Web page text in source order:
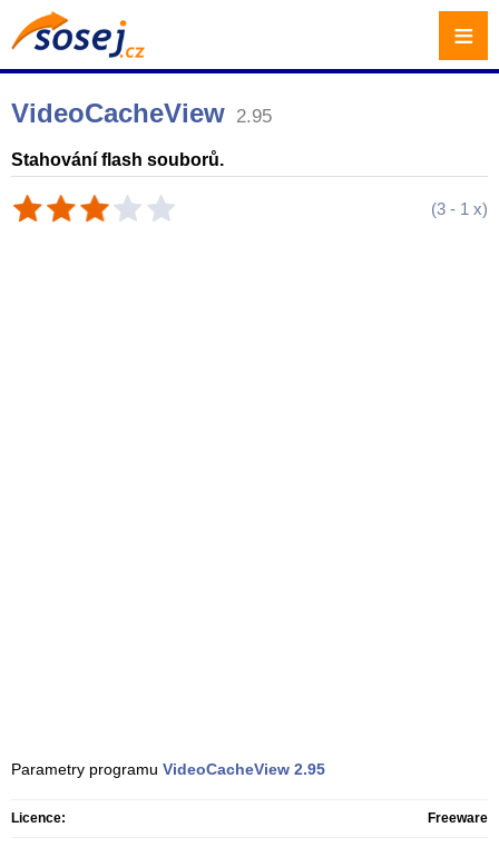
VideoCacheView 2.95
Stahování flash souborů.
(3 - 1 x)
Parametry programu VideoCacheView 2.95
Licence: Freeware
≡